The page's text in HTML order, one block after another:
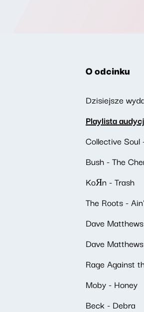
O odcinku
Dzisiejsze
Playlista
Collective Soul
Bush - The
KoЯn - Trash
The Roots -
Dave
Dave
Rage Against
Moby - Honey
Beck - Debra